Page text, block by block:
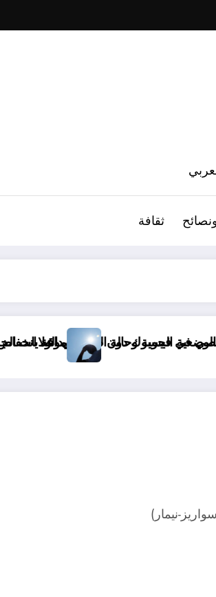
ثقافة
موعد انخفاض الحرارة في ولايات الجزائر
نيمار)